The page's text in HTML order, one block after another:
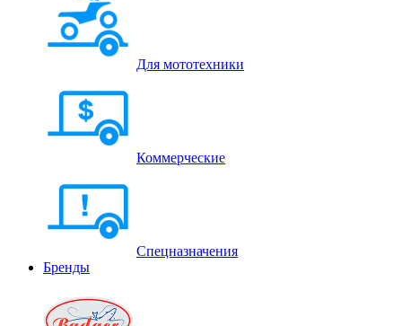
Для мототехники
Коммерческие
Спецназначения
Бренды